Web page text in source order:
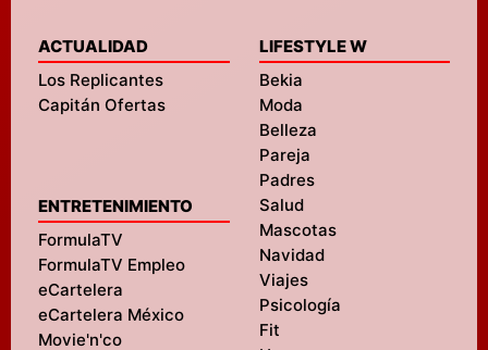
ACTUALIDAD
Los Replicantes
Capitán Ofertas
ENTRETENIMIENTO
FormulaTV
FormulaTV Empleo
eCartelera
eCartelera México
Movie'n'co
LIFESTYLE W
Bekia
Moda
Belleza
Pareja
Padres
Salud
Mascotas
Navidad
Viajes
Psicología
Fit